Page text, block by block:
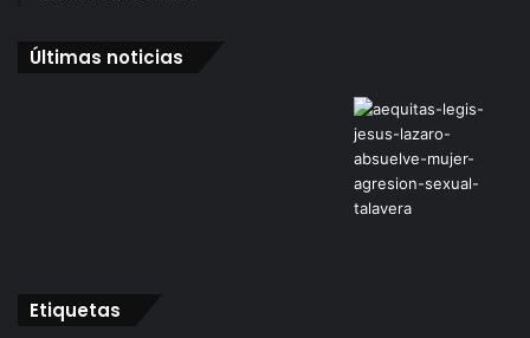
Últimas noticias
Etiquetas